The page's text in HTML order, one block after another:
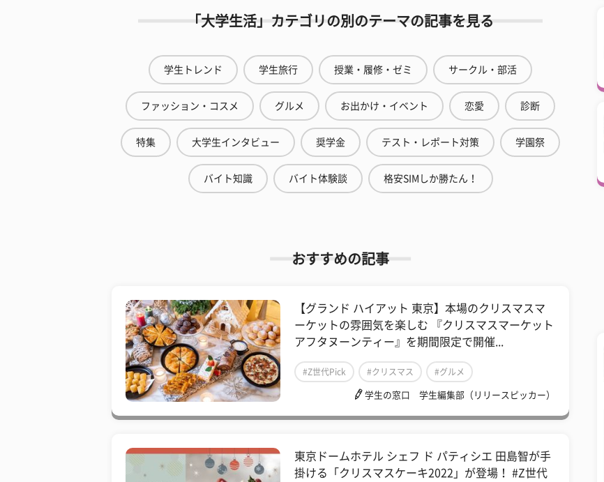
「大学生活」カテゴリの別のテーマの記事を見る
学生トレンド 学生旅行 授業・履修・ゼミ サークル・部活
ファッション・コスメ グルメ お出かけ・イベント 恋愛 診断
特集 大学生インタビュー 奨学金 テスト・レポート対策 学園祭
バイト知識 バイト体験談 格安SIMしか勝たん！
おすすめの記事
【グランド ハイアット 東京】本場のクリスマスマ
ーケットの雰囲気を楽しむ 『クリスマスマーケット
アフタヌーンティー』を期間限定で開催...
#Z世代Pick #クリスマス #グルメ
学生の窓口 学生編集部（リリースピッカー）
東京ドームホテル シェフ ド パティシエ 田島智が手
掛ける「クリスマスケーキ2022」が登場！ #Z世代